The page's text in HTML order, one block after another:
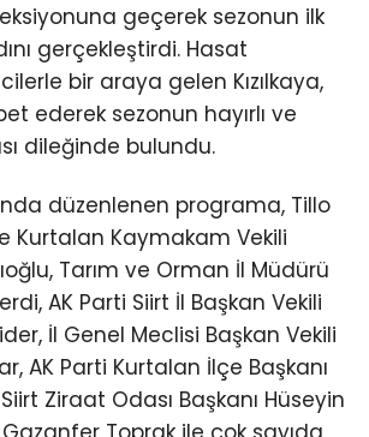
geçerek sezonun ilk
gerçekleştirdi. Hasat
bir araya gelen Kızılkaya,
ederek sezonun hayırlı ve
dileğinde bulundu.
düzenlenen programa, Tillo
Kurtalan Kaymakam Vekili
Tarım ve Orman İl Müdürü
AK Parti Siirt İl Başkan Vekili
İl Genel Meclisi Başkan Vekili
AK Parti Kurtalan İlçe Başkanı
Ziraat Odası Başkanı Hüseyin